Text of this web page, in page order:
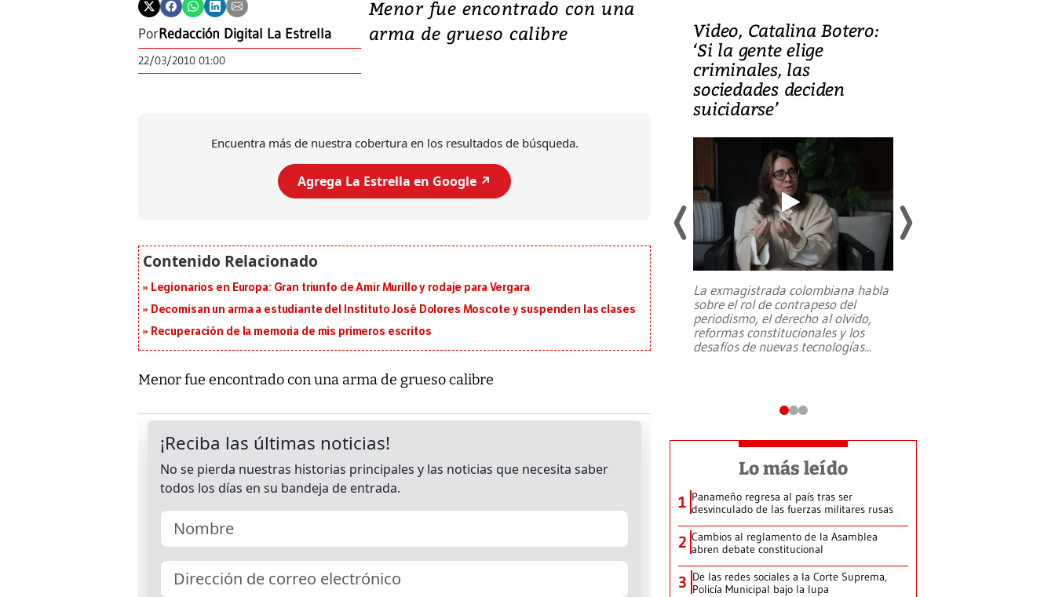
PorRedacción Digital La Estrella
22/03/2010 01:00
Menor fue encontrado con una
arma de grueso calibre
Encuentra más de nuestra cobertura en los resultados de búsqueda.
Agrega La Estrella en Google ↗️
Legionarios en Europa: Gran triunfo de Amir Murillo y rodaje para Vergara
Decomisan un arma a estudiante del Instituto José Dolores Moscote y suspenden las clases
Recuperación de la memoria de mis primeros escritos
Menor fue encontrado con una arma de grueso calibre
Video, Japón: Terremoto
deja heridos y graves
Un fuerte terremoto de magnitud
julio en la prefectura de Kumamoto,
al sur de Japón, provocando una
emergencia de gran...
Video, Catalina Botero:
‘Si la gente elige
criminales, las
sociedades deciden
suicidarse’
La exmagistrada colombiana habla
sobre el rol de contrapeso del
periodismo, el derecho al olvido,
reformas constitucionales y los
desafíos de nuevas tecnologías...
Lo más leído
1 Panameño regresa al país tras ser
desvinculado de las fuerzas militares rusas
2 Cambios al reglamento de la Asamblea
abren debate constitucional
3 De las redes sociales a la Corte Suprema,
Policía Municipal bajo la lupa